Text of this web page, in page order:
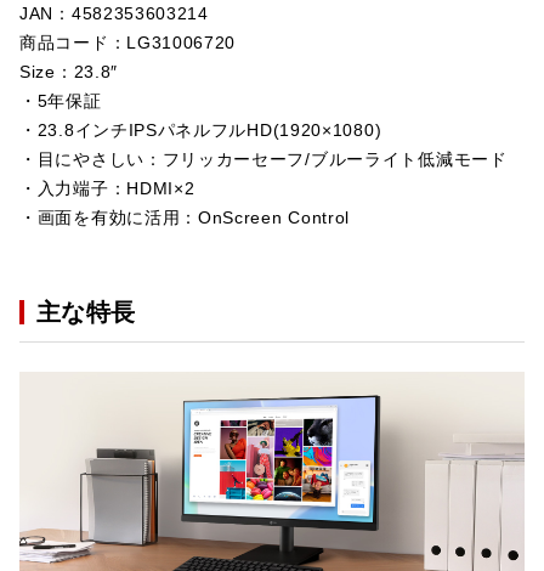
JAN：4582353603214
商品コード：LG31006720
Size：23.8″
・5年保証
・23.8インチIPSパネルフルHD(1920×1080)
・目にやさしい：フリッカーセーフ/ブルーライト低減モード
・入力端子：HDMI×2
・画面を有効に活用：OnScreen Control
主な特長